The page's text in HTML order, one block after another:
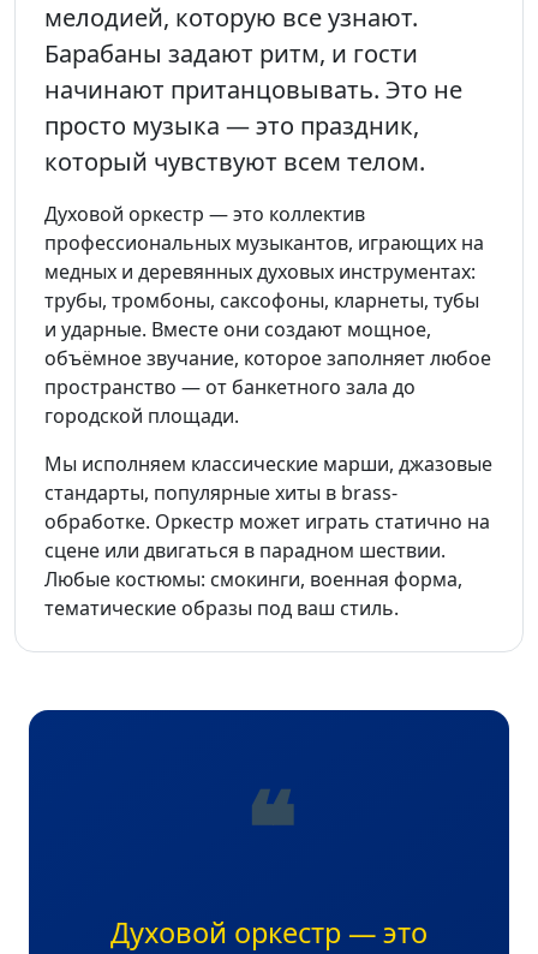
мелодией, которую все узнают.
Барабаны задают ритм, и гости
начинают пританцовывать. Это не
просто музыка — это праздник,
который чувствуют всем телом.
Духовой оркестр — это коллектив
профессиональных музыкантов, играющих на
медных и деревянных духовых инструментах:
трубы, тромбоны, саксофоны, кларнеты, тубы
и ударные. Вместе они создают мощное,
объёмное звучание, которое заполняет любое
пространство — от банкетного зала до
городской площади.
Мы исполняем классические марши, джазовые
стандарты, популярные хиты в brass-
обработке. Оркестр может играть статично на
сцене или двигаться в парадном шествии.
Любые костюмы: смокинги, военная форма,
тематические образы под ваш стиль.
❝
Духовой оркестр — это